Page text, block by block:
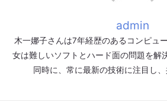
admin
木一娜子さんは7年経歴のあるコンピュ
女は難しいソフトとハード面の問題を解
同時に、常に最新の技術に注目し、